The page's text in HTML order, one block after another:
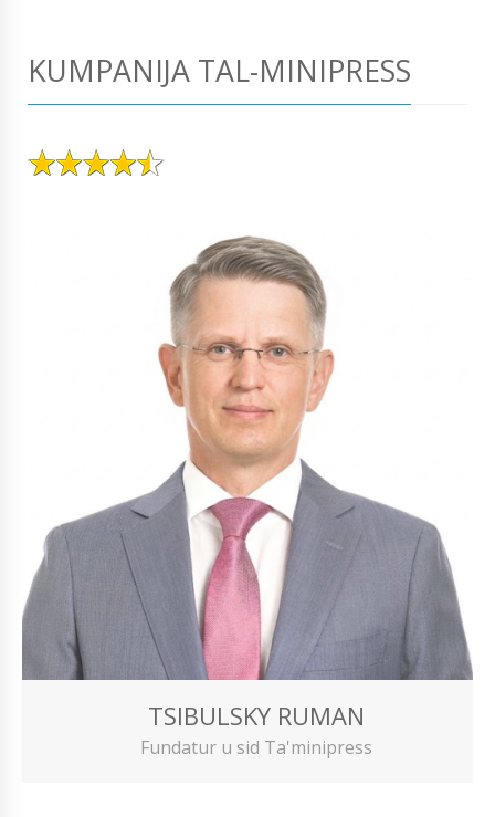
KUMPANIJA TAL-MINIPRESS
TSIBULSKY RUMAN
Fundatur u sid Ta'minipress